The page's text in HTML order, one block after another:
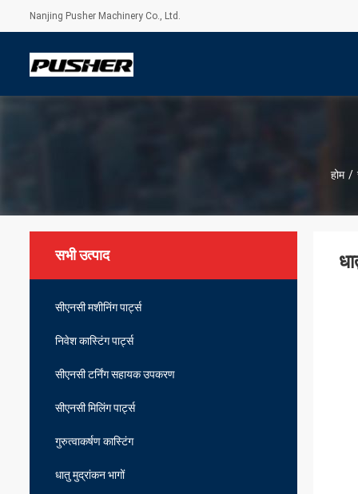
Nanjing Pusher Machinery Co., Ltd.
होम /
सभी उत्पाद
सीएनसी मशीनिंग पार्ट्स
निवेश कास्टिंग पार्ट्स
सीएनसी टर्निंग सहायक उपकरण
सीएनसी मिलिंग पार्ट्स
गुरुत्वाकर्षण कास्टिंग
धातु मुद्रांकन भागों